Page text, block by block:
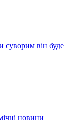
суворим він буде
новини